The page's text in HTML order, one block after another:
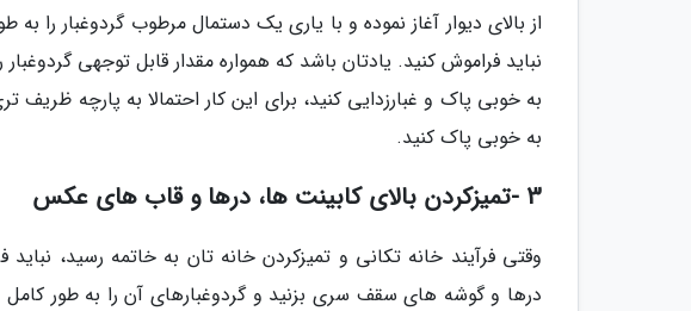
از بالای دیوار آغاز نموده و با یاری یک دستمال مرطوب گردوغبار را به
نباید فراموش کنید. یادتان باشد که همواره مقدار قابل توجهی
به خوبی پاک و غبارزدایی کنید، برای این کار احتمالا به پارچه
به خوبی پاک کنید.
3 -تمیزکردن بالای کابینت ها، درها و قاب های عکس
وقتی فرآیند خانه تکانی و تمیزکردن خانه تان به خاتمه رسید،
درها و گوشه های سقف سری بزنید و گردوغبارهای آن را به طور کامل